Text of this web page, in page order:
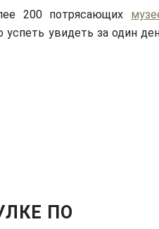
200 потрясающих
увидеть за один
ПО